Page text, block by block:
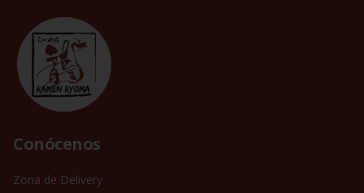
Conócenos
Zona de Delivery